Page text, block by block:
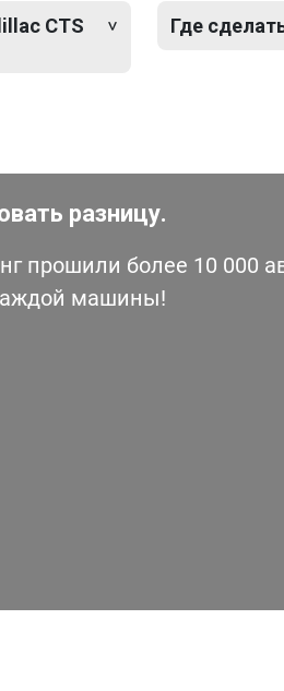
CTS
Где
разницу.
прошили более 10 000
машины!